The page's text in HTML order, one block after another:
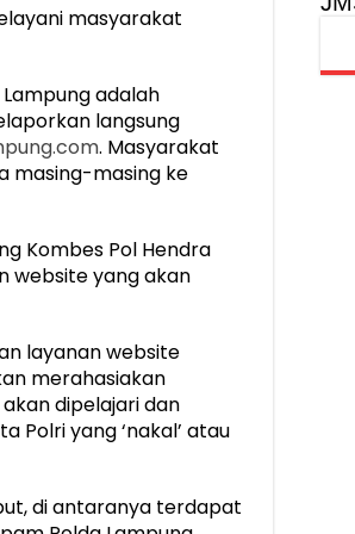
masyarakat
adalah
langsung
. Masyarakat
masing-masing ke
Kombes Pol Hendra
website yang akan
layanan website
merahasiakan
dipelajari dan
Polri yang ‘nakal’ atau
di antaranya terdapat